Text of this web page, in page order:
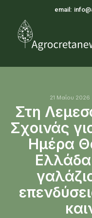
email:
21 Μαΐου 2026
Στη
Σχοινάς
Ημέρα
Ελλάδα